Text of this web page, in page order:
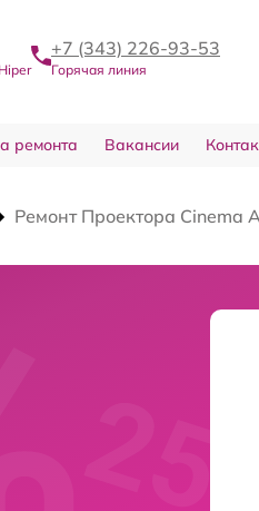
+7 (343) 226-93-53
Горячая линия
ремонта Вакансии
Ремонт Проектора Cinema